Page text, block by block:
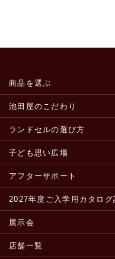
商品を選ぶ
池田屋のこだわり
ランドセルの選び方
子ども思い広場
アフターサポート
2027年度ご入学用カタログ
展示会
店舗一覧